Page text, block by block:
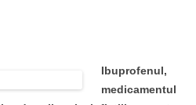
Ibuprofenul,
medicamentul